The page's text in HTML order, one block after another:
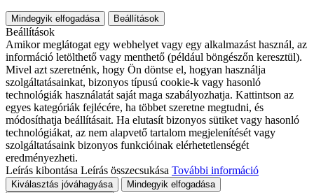
Mindegyik elfogadása Beállítások
Beállítások
Amikor meglátogat egy webhelyet vagy egy alkalmazást használ, az
információ letölthető vagy menthető (például böngészőn keresztül).
Mivel azt szeretnénk, hogy Ön döntse el, hogyan használja
szolgáltatásainkat, bizonyos típusú cookie-k vagy hasonló
technológiák használatát saját maga szabályozhatja. Kattintson az
egyes kategóriák fejlécére, ha többet szeretne megtudni, és
módosíthatja beállításait. Ha elutasít bizonyos sütiket vagy hasonló
technológiákat, az nem alapvető tartalom megjelenítését vagy
szolgáltatásaink bizonyos funkcióinak elérhetetlenségét
eredményezheti.
Leírás kibontása Leírás összecsukása További információ
Kiválasztás jóváhagyása
Mindegyik elfogadása